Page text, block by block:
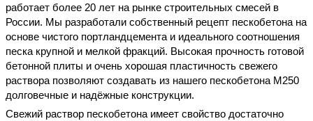
работает более 20 лет на рынке строительных смесей в
России. Мы разработали собственный рецепт пескобетона на
основе чистого портландцемента и идеального соотношения
песка крупной и мелкой фракций. Высокая прочность готовой
бетонной плиты и очень хорошая пластичность свежего
раствора позволяют создавать из нашего пескобетона М250
долговечные и надёжные конструкции.
Свежий раствор пескобетона имеет свойство достаточно